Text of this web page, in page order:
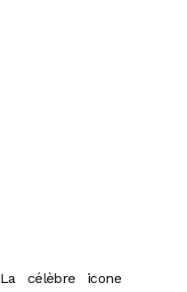
La célèbre icone